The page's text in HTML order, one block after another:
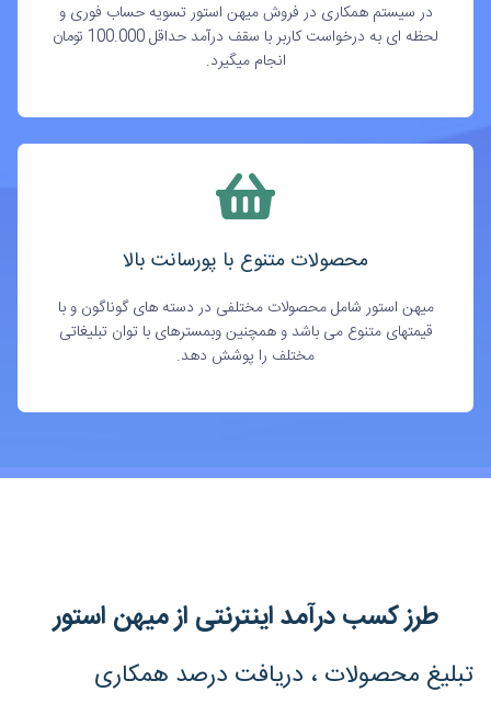
در سیستم همکاری در فروش میهن استور تسویه حساب فوری و
لحظه ای به درخواست کاربر با سقف درآمد حداقل 100.000 تومان
انجام میگیرد.
محصولات متنوع با پورسانت بالا
میهن استور شامل محصولات مختلفی در دسته های گوناگون و با
قیمتهای متنوع می باشد و همچنین وبمسترهای با توان تبلیغاتی
مختلف را پوشش دهد.
طرز کسب درآمد اینترنتی از میهن استور
تبلیغ محصولات ، دریافت درصد همکاری